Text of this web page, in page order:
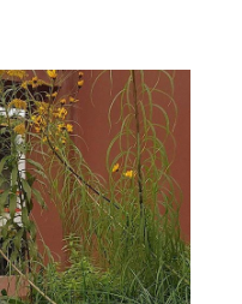
DEVOTO